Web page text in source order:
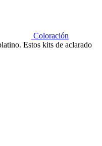
Coloración
Estos kits de aclarado